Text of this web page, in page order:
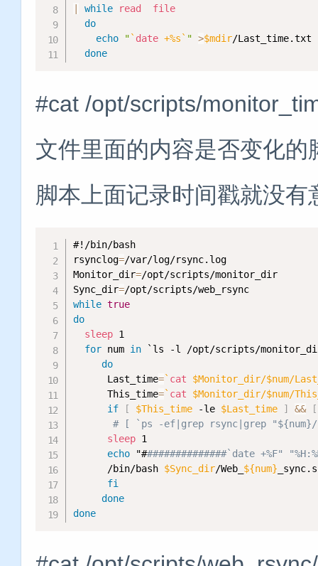
while read
file
do
echo
" ` date +%s ` " >$mdir/
done
#cat /opt/scripts/
文件里面的内容是否变化
脚本上面记录时间戳就没有
#!/bin/bash
rsynclog=/var/log/rsync.log
Monitor_dir=/opt/scripts/monitor_dir
Sync_dir=
while true
do
sleep 1
for num in `ls -l /opt/scripts/
do
      Last_time
=` cat $Monitor_dir/$num/
      This_time
=` cat $Monitor_dir/$num/
if
[ $This_time -le $Last_time ] && [
# [ `ps -ef|grep rsync|grep "${num}/"|wc -
sleep
echo "###############`date +%F"
      /bin/bash
$Sync_dir/Web_ ${num}
fi
done
done